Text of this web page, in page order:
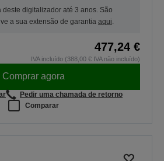
digitalizador até 3 anos. São
a sua extensão de garantia aqui.
477,24 €
IVA incluído (388,00 € IVA não incluído)
Comprar agora
Pedir uma chamada de retorno
Comparar